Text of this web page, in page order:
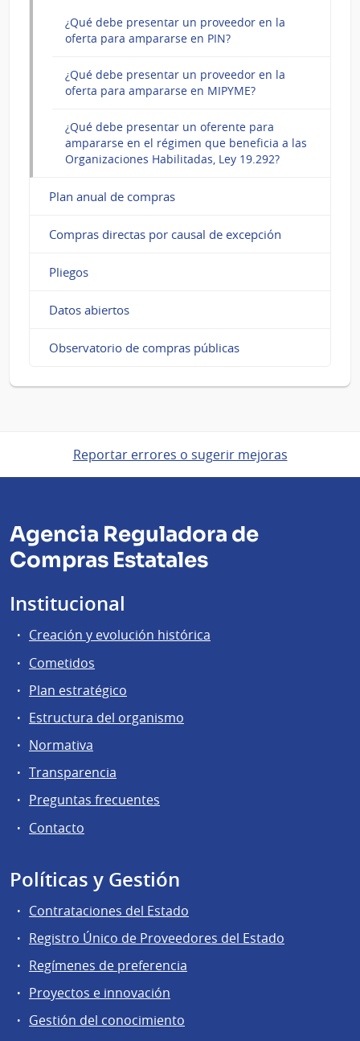
¿Qué debe presentar un proveedor en la
oferta para ampararse en PIN?
¿Qué debe presentar un proveedor en la
oferta para ampararse en MIPYME?
¿Qué debe presentar un oferente para
ampararse en el régimen que beneficia a las
Organizaciones Habilitadas, Ley 19.292?
Plan anual de compras
Compras directas por causal de excepción
Pliegos
Datos abiertos
Observatorio de compras públicas
Reportar errores o sugerir mejoras
Agencia Reguladora de
Compras Estatales
Institucional
Creación y evolución histórica
Cometidos
Plan estratégico
Estructura del organismo
Normativa
Transparencia
Preguntas frecuentes
Contacto
Políticas y Gestión
Contrataciones del Estado
Registro Único de Proveedores del Estado
Regímenes de preferencia
Proyectos e innovación
Gestión del conocimiento